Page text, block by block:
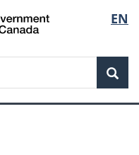
de
la
EN